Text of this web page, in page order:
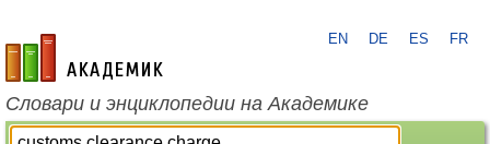
academic.ru
EN DE ES FR
Словари и энциклопедии на Академике